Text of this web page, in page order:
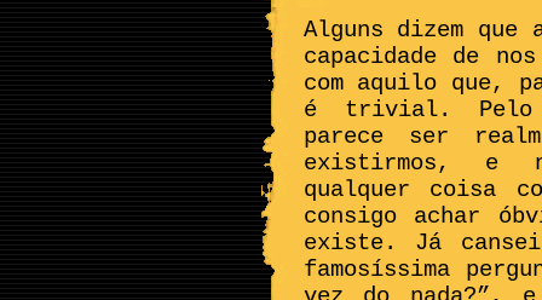
Alguns dizem
capacidade de
com aquilo que,
é trivial. Pelo
parece ser
existirmos, e
qualquer coisa
consigo achar
existe. Já
famosíssima